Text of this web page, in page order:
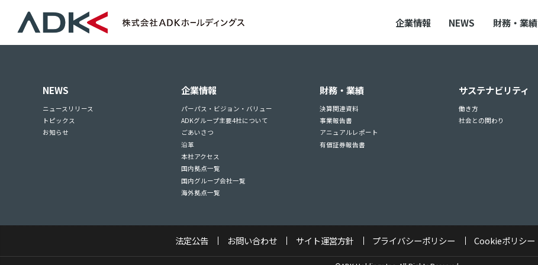
企業情報 NEWS 財務・業績
NEWS
ニュースリリース
トピックス
お知らせ
企業情報
パーパス・ビジョン・バリュー
ADKグループ主要4社について
ごあいさつ
沿革
本社アクセス
国内拠点一覧
国内グループ会社一覧
海外拠点一覧
財務・業績
決算関連資料
事業報告書
アニュアルレポート
有価証券報告書
サステナビリティ
働き方
社会との関わり
法定公告 お問い合わせ サイト運営方針 プライバシーポリシー Cookieポリシー